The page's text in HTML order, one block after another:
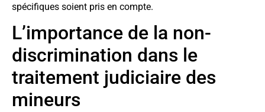
spécifiques soient pris en compte.
L’importance de la non-
discrimination dans le
traitement judiciaire des
mineurs